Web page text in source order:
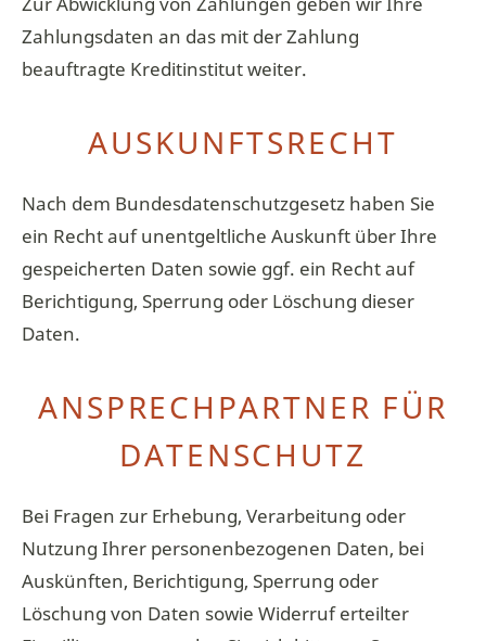
Zahlungsdaten an das mit der Zahlung
beauftragte Kreditinstitut weiter.
AUSKUNFTSRECHT
Nach dem Bundesdatenschutzgesetz haben Sie
ein Recht auf unentgeltliche Auskunft über Ihre
gespeicherten Daten sowie ggf. ein Recht auf
Berichtigung, Sperrung oder Löschung dieser
Daten.
ANSPRECHPARTNER FÜR
DATENSCHUTZ
Bei Fragen zur Erhebung, Verarbeitung oder
Nutzung Ihrer personenbezogenen Daten, bei
Auskünften, Berichtigung, Sperrung oder
Löschung von Daten sowie Widerruf erteilter